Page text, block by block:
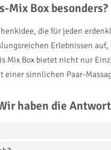
Mix Box besonders?
die für jeden
Erlebnissen
Mix Box bietet nicht nur
einer sinnlichen Paar-
haben die